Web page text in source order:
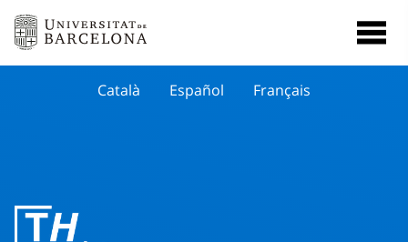
Català Español Français